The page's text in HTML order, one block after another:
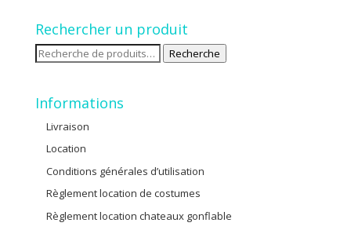
Rechercher un produit
Recherche
Recherche
Informations
Livraison
Location
Conditions générales d’utilisation
Règlement location de costumes
Règlement location chateaux gonflable